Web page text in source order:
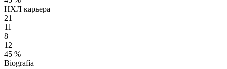
НХЛ карьера
21
11
8
12
45 %
Biografía